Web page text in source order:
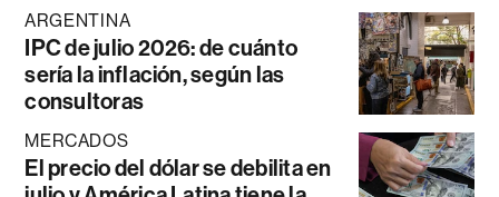
ARGENTINA
IPC de julio 2026: de cuánto
sería la inflación, según las
consultoras
MERCADOS
El precio del dólar se debilita en